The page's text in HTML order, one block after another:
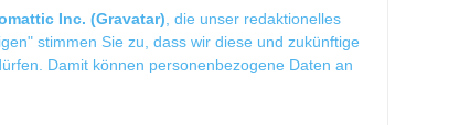
Inc. (Gravatar) , die unser redaktionelles
stimmen Sie zu, dass wir diese und zukünftige
Damit können personenbezogene Daten an